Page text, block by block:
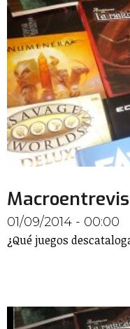
01/09/2014 - 00:00
¿Qué juegos